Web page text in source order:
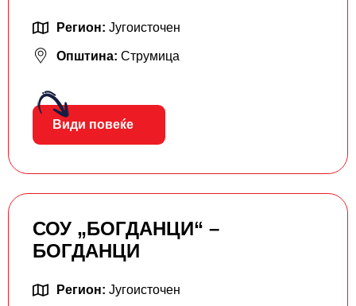
Регион: Југоисточен
Општина: Струмица
Види повеќе
СОУ „БОГДАНЦИ“ –
БОГДАНЦИ
Регион: Југоисточен